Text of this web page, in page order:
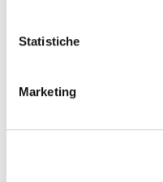
Statistiche
Marketing